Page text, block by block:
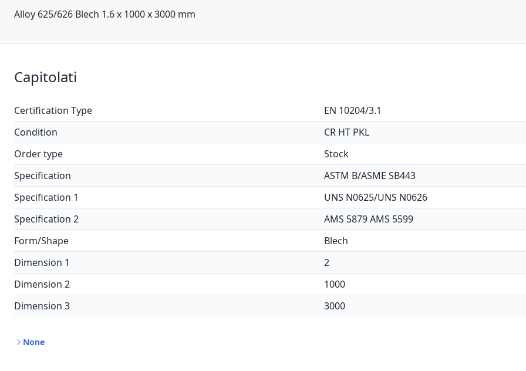
Alloy 625/626 Blech 1.6 x 1000 x 3000 mm
Capitolati
Certification Type
EN 10204/3.1
Condition
CR HT PKL
Order type
Stock
Specification
ASTM B/ASME SB443
Specification 1
UNS N0625/UNS N0626
Specification 2
AMS 5879 AMS 5599
Form/Shape
Blech
Dimension 1
2
Dimension 2
1000
Dimension 3
3000
None